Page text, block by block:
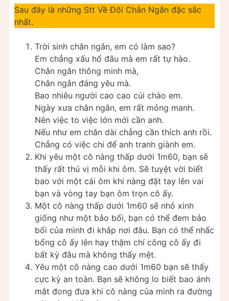
Sau đây là những Stt Về Đôi Chân Ngắn đặc sắc
nhất.
Trời sinh chân ngắn, em có làm sao?
Em chẳng xấu hổ đâu mà em rất tự hào.
Chân ngắn thông minh mà,
Chân ngắn đáng yêu mà.
Bao nhiêu người cao cao cúi chào em.
Ngày xưa chân ngắn, em rất mỏng manh.
Nên việc to việc lớn mới cần anh.
Nếu như em chân dài chẳng cần thích anh rồi.
Chẳng có việc chi để anh tranh giành em.
Khi yêu một cô nàng thấp dưới 1m60, bạn sẽ
thấy rất thú vị mỗi khi ôm. Sẽ tuyệt vời biết
bao với một cái ôm khi nàng đặt tay lên vai
bạn và vòng tay bạn ôm trọn cô ấy.
Một cô nàng thấp dưới 1m60 sẽ nhỏ xinh
giống như một bảo bối, bạn có thể đem bảo
bối của mình đi khắp nơi đâu. Bạn có thể nhấc
bổng cô ấy lên hay thậm chí cõng cô ấy đi
bất kỳ đâu mà không thấy mệt.
Yêu một cô nàng cao dưới 1m60 bạn sẽ thấy
cực kỳ an toàn. Bạn sẽ không lo biết bao ánh
mắt đong đưa khi cô nàng của mình ra đường